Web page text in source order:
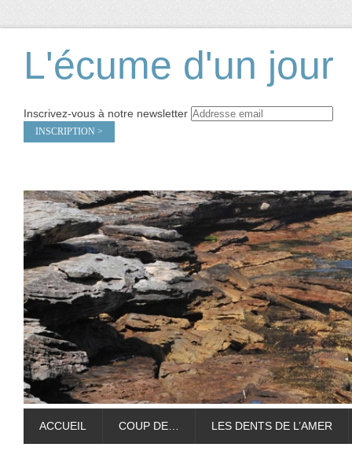
L'écume d'un jour
Inscrivez-vous à notre newsletter
ACCUEIL COUP DE… LES DENTS DE L’AMER